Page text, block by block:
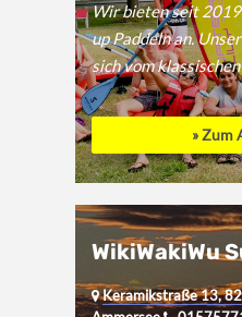
Wir bieten seit 2019
up Paddeln an.
sich vom
» Zum
WikiWakiWu
Keramikstraße 13,